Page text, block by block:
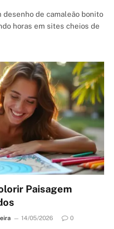
de camaleão bonito
horas em sites cheios de
Paisagem
14/05/2026 0